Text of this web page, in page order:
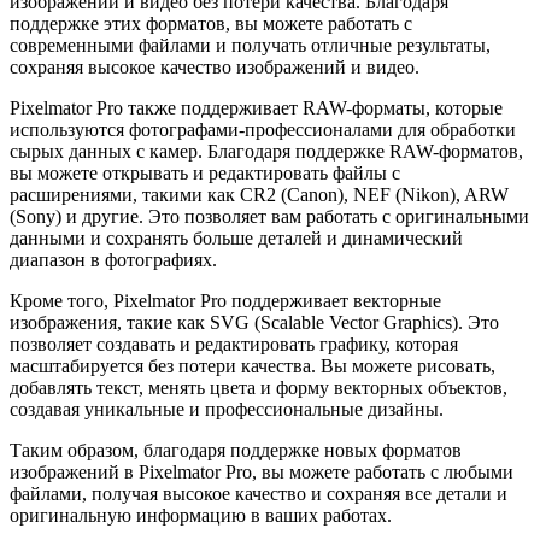
поддержке этих форматов, вы можете работать с
современными файлами и получать отличные результаты,
сохраняя высокое качество изображений и видео.
Pixelmator Pro также поддерживает RAW-форматы, которые
используются фотографами-профессионалами для обработки
сырых данных с камер. Благодаря поддержке RAW-форматов,
вы можете открывать и редактировать файлы с
расширениями, такими как CR2 (Canon), NEF (Nikon), ARW
(Sony) и другие. Это позволяет вам работать с оригинальными
данными и сохранять больше деталей и динамический
диапазон в фотографиях.
Кроме того, Pixelmator Pro поддерживает векторные
изображения, такие как SVG (Scalable Vector Graphics). Это
позволяет создавать и редактировать графику, которая
масштабируется без потери качества. Вы можете рисовать,
добавлять текст, менять цвета и форму векторных объектов,
создавая уникальные и профессиональные дизайны.
Таким образом, благодаря поддержке новых форматов
изображений в Pixelmator Pro, вы можете работать с любыми
файлами, получая высокое качество и сохраняя все детали и
оригинальную информацию в ваших работах.